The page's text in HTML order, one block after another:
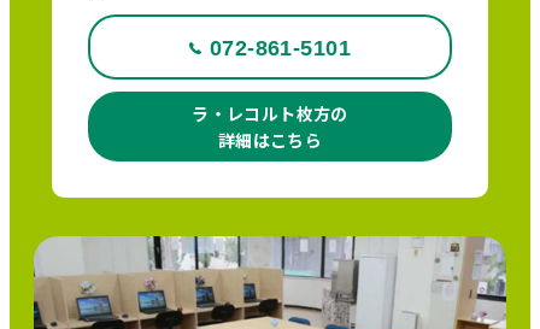
072-861-5101
ラ・レコルト枚方の
詳細はこちら